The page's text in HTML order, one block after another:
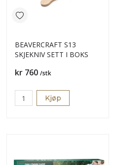
BEAVERCRAFT S13
SKJEKNIV SETT I BOKS
Pris
kr 760 /stk
Kjøp